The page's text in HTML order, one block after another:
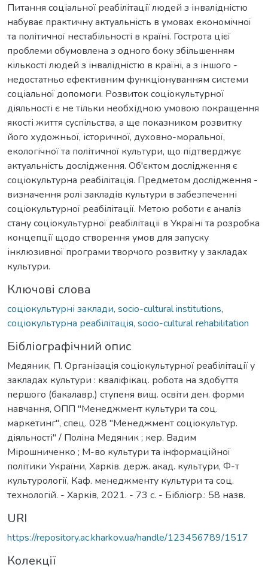
Питання соціальної реабілітації людей з інвалідністю
набуває практичну актуальність в умовах економічної
та політичної нестабільності в країні. Гострота цієї
проблеми обумовлена з одного боку збільшенням
кількості людей з інвалідністю в країні, а з іншого -
недостатньо ефективним функціонуванням системи
соціальної допомоги. Розвиток соціокультурної
діяльності є не тільки необхідною умовою покращення
якості життя суспільства, а ще показником розвитку
його художньої, історичної, духовно-моральної,
екологічної та політичної культури, що підтверджує
актуальність дослідження. Об'єктом дослідження є
соціокультурна реабілітація. Предметом дослідження -
визначення ролі закладів культури в забезпеченні
соціокультурної реабілітації. Метою роботи є аналіз
стану соціокультурної реабілітації в Україні та розробка
концепції щодо створення умов для запуску
інклюзивної програми творчого розвитку у закладах
культури.
Ключові слова
соціокультурні заклади, socio-cultural institutions,
соціокультурна реабілітація, socio-cultural rehabilitation
Бібліографічний опис
Медяник, П. Організація соціокультурної реабілітації у
закладах культури : кваліфікац. робота на здобуття
першого (бакалавр.) ступеня вищ. освіти ден. форми
навчання, ОПП "Менеджмент культури та соц.
маркетинг", спец. 028 "Менеджмент соціокультур.
діяльності" / Поліна Медяник ; кер. Вадим
Мірошниченко ; М-во культури та інформаційної
політики України, Харків. держ. акад. культури, Ф-т
культурології, Каф. менеджменту культури та соц.
технологій. - Харків, 2021. - 73 с. - Бібліогр.: 58 назв.
URI
https://repository.ac.kharkov.ua/handle/123456789/1517
Колекції